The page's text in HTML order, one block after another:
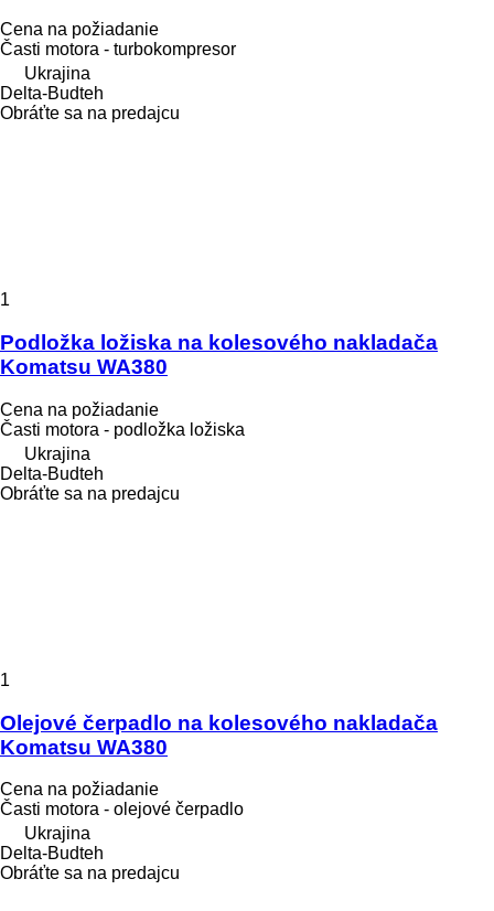
Cena na požiadanie
Časti motora - turbokompresor
Ukrajina
Delta-Budteh
Obráťte sa na predajcu
1
Podložka ložiska na kolesového nakladača
Komatsu WA380
Cena na požiadanie
Časti motora - podložka ložiska
Ukrajina
Delta-Budteh
Obráťte sa na predajcu
1
Olejové čerpadlo na kolesového nakladača
Komatsu WA380
Cena na požiadanie
Časti motora - olejové čerpadlo
Ukrajina
Delta-Budteh
Obráťte sa na predajcu